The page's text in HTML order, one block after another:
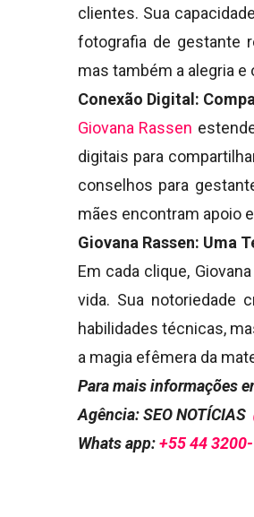
clientes. Sua
fotografia de gestante
mas também a alegria
Conexão Digital:
Giovana Rassen
digitais para
conselhos para
mães encontram apoio
Giovana Rassen: Uma
Em cada clique,
vida. Sua notoriedade
habilidades técnicas,
a magia efêmera da
Para mais informações
Agência: SEO NOTÍCIAS
Whats app:+55 44